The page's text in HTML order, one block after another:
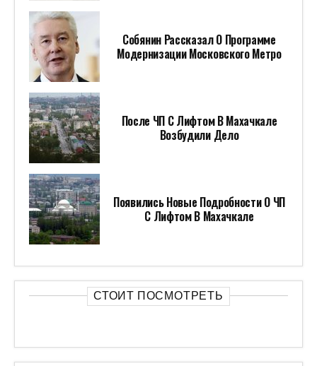
Собянин Рассказал О Программе
Модернизации Московского Метро
После ЧП С Лифтом В Махачкале
Возбудили Дело
Появились Новые Подробности О ЧП
С Лифтом В Махачкале
СТОИТ ПОСМОТРЕТЬ